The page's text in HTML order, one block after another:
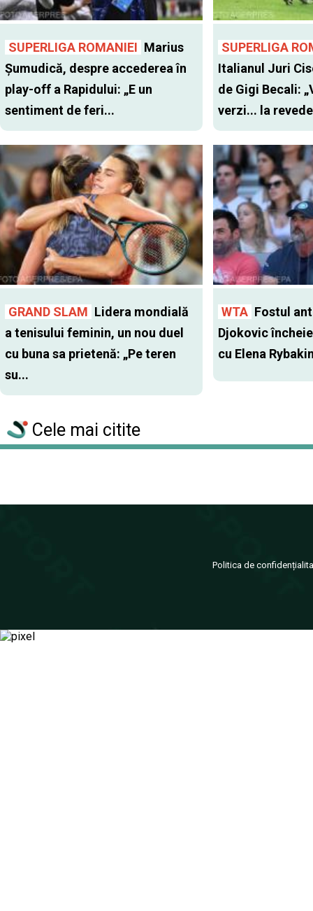
SUPERLIGA ROMANIEI Marius
Șumudică, despre accederea în
play-off a Rapidului: „E un
sentiment de feri...
SUPERLIGA
Italianul Juri
de Gigi Becali:
verzi... la
GRAND SLAM Lidera mondială
a tenisului feminin, un nou duel
cu buna sa prietenă: „Pe teren
su...
WTA Fostul
Djokovic
cu Elena
Cele mai citite
Politica de